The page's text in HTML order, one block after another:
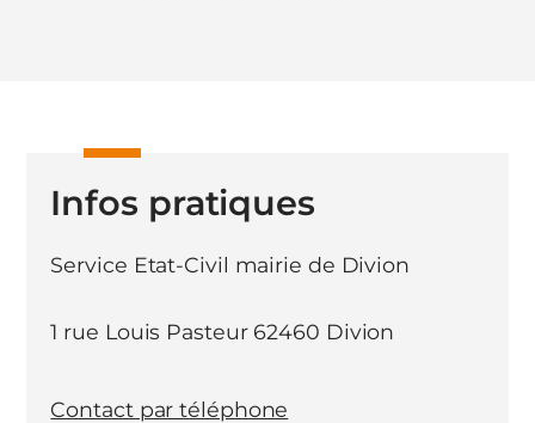
Infos pratiques
Service Etat-Civil mairie de Divion
1 rue Louis Pasteur 62460 Divion
Contact par téléphone